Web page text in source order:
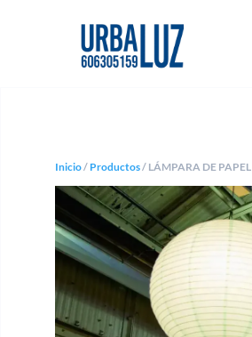
Inicio/ Productos/ LÁMPARA DE PAPEL